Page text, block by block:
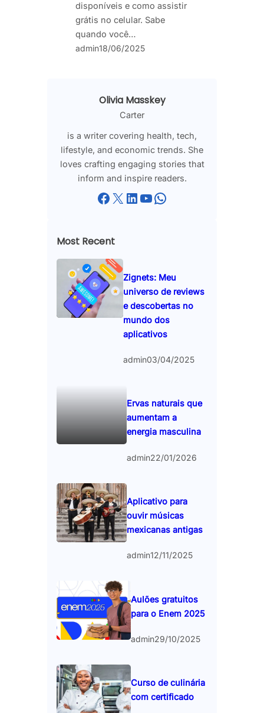
disponíveis e como assistir
grátis no celular. Sabe
quando você…
admin18/06/2025
Olivia Masskey
Carter
is a writer covering health, tech,
lifestyle, and economic trends. She
loves crafting engaging stories that
inform and inspire readers.
Facebook X LinkedIn YouTube WhatsApp
Most Recent
Zignets: Meu
universo de reviews
e descobertas no
mundo dos
aplicativos
admin03/04/2025
Ervas naturais que
aumentam a
energia masculina
admin22/01/2026
Aplicativo para
ouvir músicas
mexicanas antigas
admin12/11/2025
Aulões gratuitos
para o Enem 2025
admin29/10/2025
Curso de culinária
com certificado